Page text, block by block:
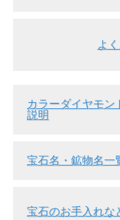
● 3月30日の誕生日石
さんご)。宝石からの
● 7月26日の誕生日石
よ
カラーダイヤモン
説明
宝石名・鉱物名一
宝石のお手入れな